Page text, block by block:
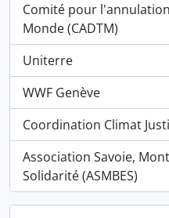
Comité pour
Monde (CADTM)
, 1 résultats
Uniterre
, 1 résultats
WWF Genève
, 1 résultats
Coordination Climat
, 1 résultats
Association Savoie,
Solidarité (ASMBES)
, 1 résultats